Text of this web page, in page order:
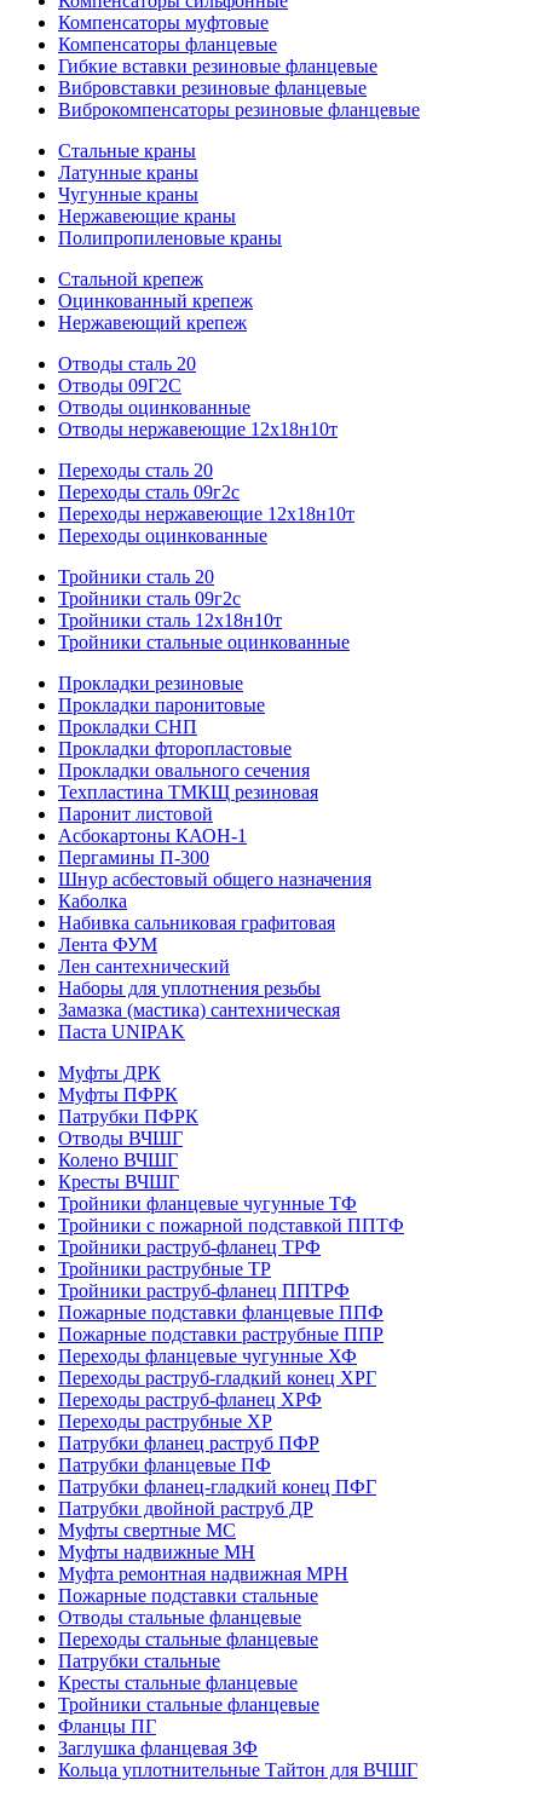
Компенсаторы муфтовые
Компенсаторы фланцевые
Гибкие вставки резиновые фланцевые
Вибровставки резиновые фланцевые
Виброкомпенсаторы резиновые фланцевые
Стальные краны
Латунные краны
Чугунные краны
Нержавеющие краны
Полипропиленовые краны
Стальной крепеж
Оцинкованный крепеж
Нержавеющий крепеж
Отводы сталь 20
Отводы 09Г2С
Отводы оцинкованные
Отводы нержавеющие 12х18н10т
Переходы сталь 20
Переходы сталь 09г2с
Переходы нержавеющие 12х18н10т
Переходы оцинкованные
Тройники сталь 20
Тройники сталь 09г2с
Тройники сталь 12х18н10т
Тройники стальные оцинкованные
Прокладки резиновые
Прокладки паронитовые
Прокладки СНП
Прокладки фторопластовые
Прокладки овального сечения
Техпластина ТМКЩ резиновая
Паронит листовой
Асбокартоны КАОН-1
Пергамины П-300
Шнур асбестовый общего назначения
Каболка
Набивка сальниковая графитовая
Лента ФУМ
Лен сантехнический
Наборы для уплотнения резьбы
Замазка (мастика) сантехническая
Паста UNIPAK
Муфты ДРК
Муфты ПФРК
Патрубки ПФРК
Отводы ВЧШГ
Колено ВЧШГ
Кресты ВЧШГ
Тройники фланцевые чугунные ТФ
Тройники с пожарной подставкой ППТФ
Тройники раструб-фланец ТРФ
Тройники раструбные ТР
Тройники раструб-фланец ППТРФ
Пожарные подставки фланцевые ППФ
Пожарные подставки раструбные ППР
Переходы фланцевые чугунные ХФ
Переходы раструб-гладкий конец ХРГ
Переходы раструб-фланец ХРФ
Переходы раструбные ХР
Патрубки фланец раструб ПФР
Патрубки фланцевые ПФ
Патрубки фланец-гладкий конец ПФГ
Патрубки двойной раструб ДР
Муфты свертные МС
Муфты надвижные МН
Муфта ремонтная надвижная МРН
Пожарные подставки стальные
Отводы стальные фланцевые
Переходы стальные фланцевые
Патрубки стальные
Кресты стальные фланцевые
Тройники стальные фланцевые
Фланцы ПГ
Заглушка фланцевая ЗФ
Кольца уплотнительные Тайтон для ВЧШГ